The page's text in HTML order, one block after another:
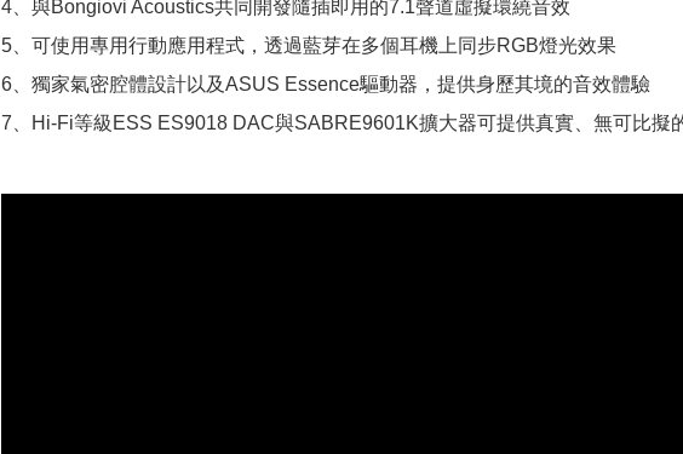
4、與Bongiovi Acoustics共同開發隨插即用的7.1聲道虛擬環繞音效
5、可使用專用行動應用程式，透過藍芽在多個耳機上同步RGB燈光效果
6、獨家氣密腔體設計以及ASUS Essence驅動器，提供身歷其境的音效體驗
7、Hi-Fi等級ESS ES9018 DAC與SABRE9601K擴大器可提供真實、無可比擬